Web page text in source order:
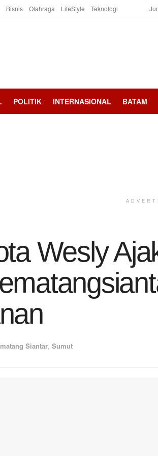
Bisnis Olahraga LifeStyle Teknologi
POLITIK INTERNASIONAL BATAM
Wesly
Siantar, Sumut